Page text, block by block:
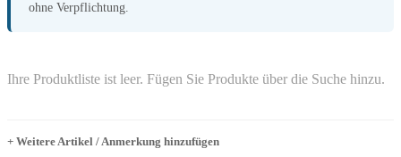
ohne Verpflichtung.
Ihre Produktliste ist leer. Fügen Sie Produkte über die Suche hinzu.
+ Weitere Artikel / Anmerkung hinzufügen